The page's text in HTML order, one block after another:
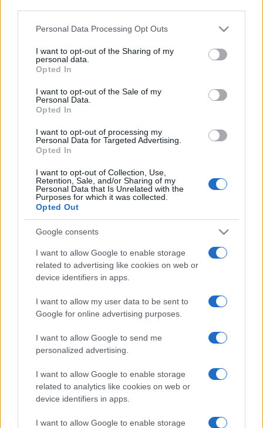
Please note that this website/app uses one or more Google
not limited to your visit or usage behaviour. You may click to
grant or deny consent to Google and its third-party tags to
use your data for below specified purposes in below Google
consent section.
Personal Data Processing Opt Outs
I want to opt-out of the Sharing of my
personal data.
Opted In
I want to opt-out of the Sale of my
Personal Data.
Opted In
I want to opt-out of processing my
Personal Data for Targeted Advertising.
Opted In
I want to opt-out of Collection, Use,
Retention, Sale, and/or Sharing of my
Personal Data that Is Unrelated with the
Purposes for which it was collected.
Opted Out
Google consents
I want to allow Google to enable storage
related to advertising like cookies on web or
device identifiers in apps.
I want to allow my user data to be sent to
Google for online advertising purposes.
I want to allow Google to send me
personalized advertising.
I want to allow Google to enable storage
related to analytics like cookies on web or
device identifiers in apps.
I want to allow Google to enable storage
Helyi hírek
másodfokúra csökken a riasztás
Országos hírek
Egyetem
HÍRDETÉS
HÍRDETÉS
LEGOLVASOTTABB
Szerdától rárajtolhatunk a jövő nyári
foci-Eb jegyeire
mentettek a sásdi tűzoltók